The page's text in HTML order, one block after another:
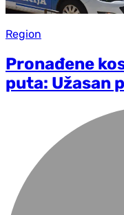
Region
Pronađene
puta: Užasan